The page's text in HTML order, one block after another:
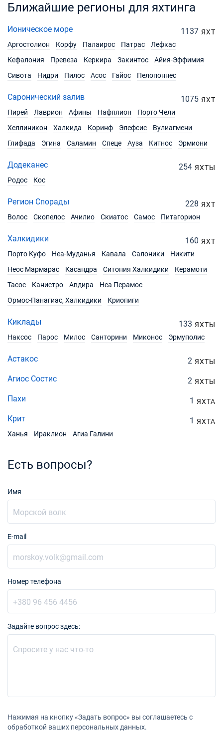
18/12/2027 - 25/12/2027
Ближайшие регионы для яхтинга
Ионическое море 1137 ЯХТ
Аргостолион
Корфу Палаирос Патрас
Лефкас
Кефалония
Превеза Керкира Закинтос
Айия-Эффимия
Сивота
Нидри Пилос Асос Гайос Пелопоннес
Саронический залив 1075 ЯХТ
Пирей
Лаврион Афины Нафплион
Порто Чели
Хеллиникон
Халкида Коринф Элефсис
Вулиагмени
Глифада
Эгина Саламин Спеце Ауза Китнос Эрмиони
Додеканес 254 ЯХТЫ
Родос
Кос
Регион Спорады 228 ЯХТ
Волос
Скопелос Ачилио Скиатос Самос Питагорион
Халкидики 160 ЯХТ
Порто Куфо
Неа-Муданья Кавала Салоники
Никити
Неос Мармарас
Касандра Ситония Халкидики
Керамоти
Тасос
Канистро Авдира
Неа Перамос
Ормос-Панагиас, Халкидики
Криопиги
Киклады 133 ЯХТЫ
Наксос
Парос Милос Санторини Миконос Эрмуполис
Астакос 2 ЯХТЫ
Агиос Состис 2 ЯХТЫ
Пахи 1 ЯХТА
Крит 1 ЯХТА
Ханья
Ираклион Агиа Галини
Есть вопросы?
Имя
E-mail
Номер телефона
Задайте вопрос здесь:
Нажимая на кнопку «Задать вопрос» вы соглашаетесь с
обработкой ваших персональных данных.